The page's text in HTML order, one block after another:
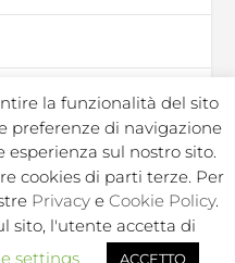
Dilettantistica | C.F./P.I.
| Privacy Contatti
| |
la funzionalità del sito
preferenze di navigazione
sul nostro sito.
cookies di parti terze. Per
Privacye Cookie Policy.
sito, l'utente accetta di
settings ACCETTO